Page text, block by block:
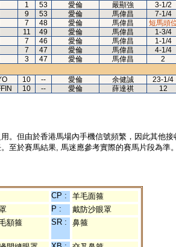
1 53 愛倫 嚴顯強 3-1/2
9 53 愛倫 馬偉昌 7-1/4
7 48 愛倫 馬偉昌 短馬頭
11 49 愛倫 馬偉昌 1-3/4
7 46 愛倫 馬偉昌 1-1/4
7 47 愛倫 馬偉昌 4-1/4
3 47 愛倫 馬偉昌 2
10 -- 愛倫 余健誠 23-1/4
10 -- 愛倫 薛達祺 12
。但由於香港馬場內手機信號頻繁，因此其他
至於賽馬結果, 馬迷應參考實際的賽馬片段為準。
CP :
羊毛面箍
P :
戴防沙眼罩
額箍 SR : 鼻箍